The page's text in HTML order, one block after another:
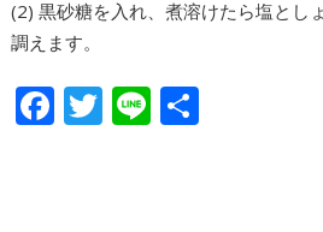
(2) 黒砂糖を入れ、煮溶けたら塩とし
調えます。
F T Li 共